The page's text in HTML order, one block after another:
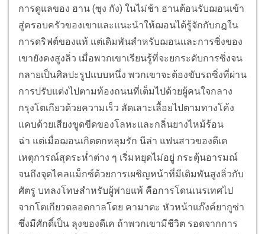
การดูแลของ ฮาน (ซุง กัง) ในไม่ช้า ฮานต้อนรับฌอนเข้า
สู่ครอบครัวของเขาและแนะนำให้ฌอนได้รู้จักกับกฎใน
การดริฟต์ของแท้ แต่เดิมพันสำหรับฌอนและการซิ่งของ
เขายังคงสูงลิ่ว เมื่อพวกเขาเรียนรู้ที่จะยกระดับการซิ่งจน
กลายเป็นศิลปะรูปแบบหนึ่ง พวกเขาจะต้องขับรถซิ่งที่ผ่าน
การปรับแต่งไปตามท้องถนนที่เต็มไปด้วยผู้คนใจกลาง
กรุงโตเกียวด้วยความเร็ว ลัดเลาะเลื้อยไปตามทางโค้ง
แคบด้วยเสียงขูดขีดของโลหะและกลิ่นยางไหม้ร้อน
ฉ่า แต่เมื่อฌอนเกิดตกหลุมรัก นีล่า แฟนสาวของดีเค
เหตุการณ์สุดระห่ำต่าง ๆ เริ่มหยุดไม่อยู่ กระตุ้นอารมณ์
จนถึงจุดไคลแม็กซ์ด้วยการเผชิญหน้าที่มีเดิมพันสูงลิ่วกับ
ศัตรู บทลงโทษสำหรับผู้พ่ายแพ้ คือการโดนเนรเทศไป
จากโตเกียวตลอดกาลโดย คามาตะ หัวหน้าแก๊งค์ยากูซ่า
ซึ่งมีศักดิ์เป็น ลุงของดีเค ถ้าพวกเขามีชีวิต รอดจากการ